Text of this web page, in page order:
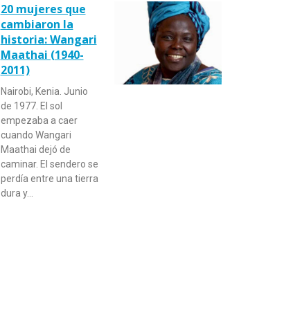
20 mujeres que
cambiaron la
historia: Wangari
Maathai (1940-
2011)
Nairobi, Kenia. Junio
de 1977. El sol
empezaba a caer
cuando Wangari
Maathai dejó de
caminar. El sendero se
perdía entre una tierra
dura y…